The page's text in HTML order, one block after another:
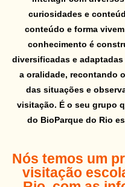
curiosidades e
conteúdo e forma
conhecimento é
diversificadas e
a oralidade, recontando
das situações e
visitação. É o seu grupo
do BioParque do Rio
Nós temos um
visitação